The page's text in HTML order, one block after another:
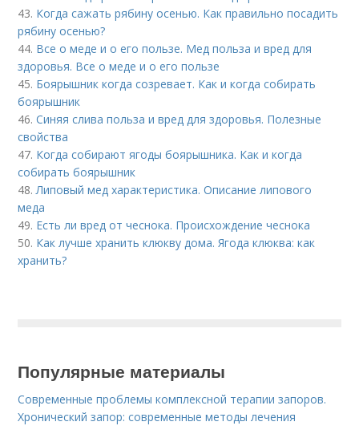
43. Когда сажать рябину осенью. Как правильно посадить
рябину осенью?
44. Все о меде и о его пользе. Мед польза и вред для
здоровья. Все о меде и о его пользе
45. Боярышник когда созревает. Как и когда собирать
боярышник
46.Синяя слива польза и вред для здоровья. Полезные
свойства
47. Когда собирают ягоды боярышника. Как и когда
собирать боярышник
48.Липовый мед характеристика. Описание липового
меда
49. Есть ли вред от чеснока. Происхождение чеснока
50. Как лучше хранить клюкву дома. Ягода клюква: как
хранить?
Популярные материалы
Современные проблемы комплексной терапии запоров.
Хронический запор: современные методы лечения